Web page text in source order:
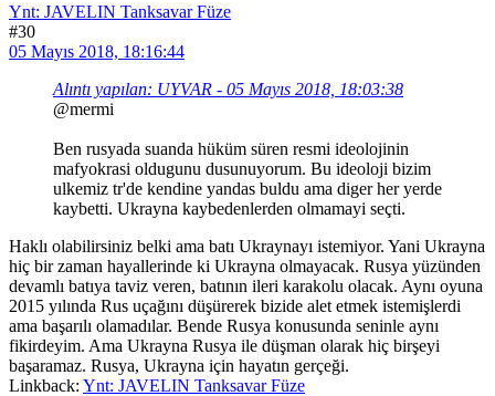
Ynt: JAVELIN Tanksavar Füze
#30
05 Mayıs 2018, 18:16:44
Alıntı yapılan: UYVAR - 05 Mayıs 2018, 18:03:38
@mermi
Ben rusyada suanda hüküm süren resmi ideolojinin
mafyokrasi oldugunu dusunuyorum. Bu ideoloji bizim
ulkemiz tr'de kendine yandas buldu ama diger her yerde
kaybetti. Ukrayna kaybedenlerden olmamayi seçti.
Haklı olabilirsiniz belki ama batı Ukraynayı istemiyor. Yani Ukrayna
hiç bir zaman hayallerinde ki Ukrayna olmayacak. Rusya yüzünden
devamlı batıya taviz veren, batının ileri karakolu olacak. Aynı oyuna
2015 yılında Rus uçağını düşürerek bizide alet etmek istemişlerdi
ama başarılı olamadılar. Bende Rusya konusunda seninle aynı
fikirdeyim. Ama Ukrayna Rusya ile düşman olarak hiç birşeyi
başaramaz. Rusya, Ukrayna için hayatın gerçeği.
Linkback: Ynt: JAVELIN Tanksavar Füze